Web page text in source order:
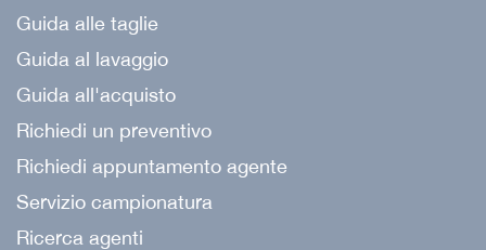
Guida alle taglie
Guida al lavaggio
Guida all'acquisto
Richiedi un preventivo
Richiedi appuntamento agente
Servizio campionatura
Ricerca agenti